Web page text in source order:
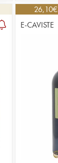
26,10€
E-CAVISTE